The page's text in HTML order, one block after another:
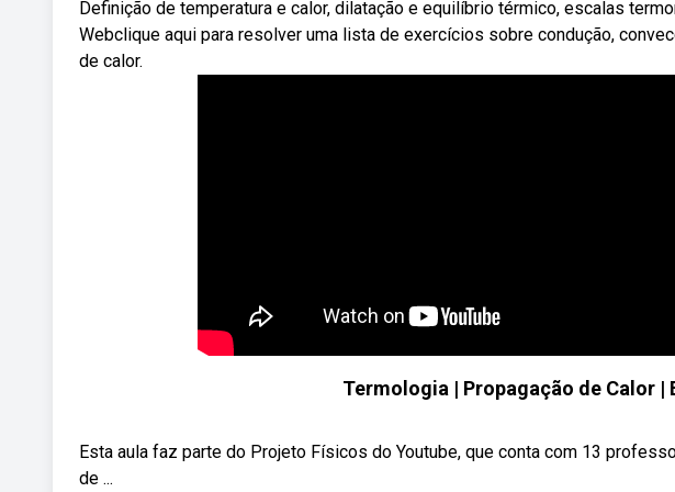
Definição de temperatura e calor, dilatação e equilíbrio térmico, escalas
Webclique aqui para resolver uma lista de exercícios sobre condução,
de calor.
Termologia | Propagação de Calor |
Esta aula faz parte do Projeto Físicos do Youtube, que conta com 13
de ...